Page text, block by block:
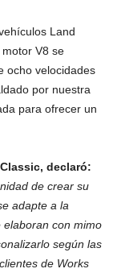
Land
V8 se
ocho velocidades
por nuestra
para ofrecer un
declaró:
de crear su
adapte a la
elaboran con mimo
según las
de Works